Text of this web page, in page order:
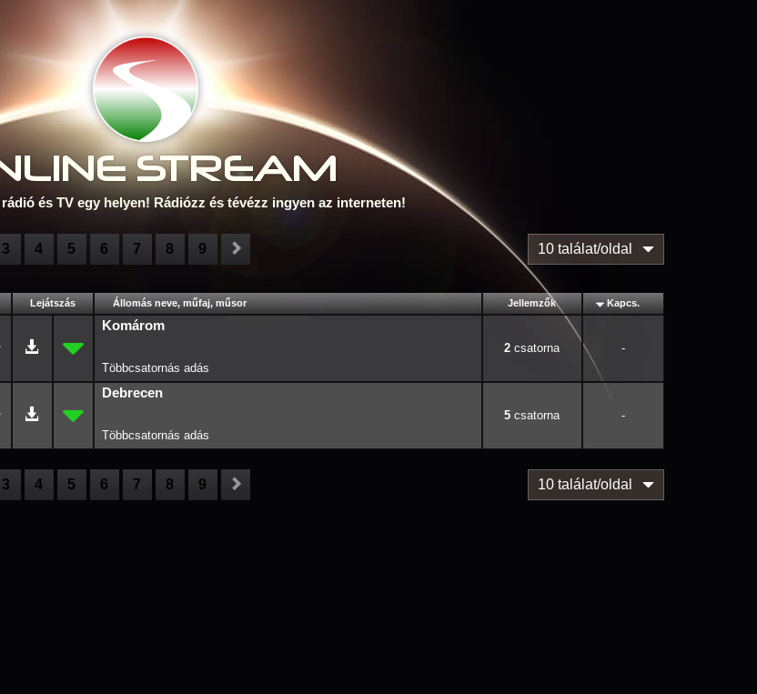
STREAM
és TV egy helyen! Rádiózz és tévézz ingyen az interneten!
3 4 5 6 7 8 9 10 találat/oldal
Lejátszás Állomás neve, műfaj, műsor Jellemzők Kapcs.
Komárom
2 -
Debrecen
5 -
3 4 5 6 7 8 9 10 találat/oldal